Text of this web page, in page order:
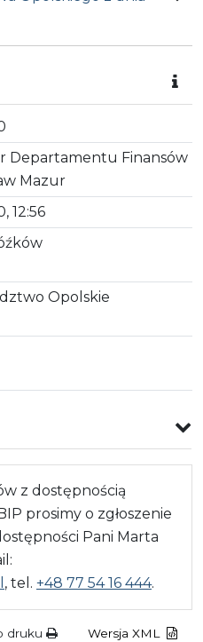
Departamentu Finansów
Mazur
12:56
Opolskie
z dostępnością
prosimy o zgłoszenie
Pani Marta
, tel. +48 77 54 16 444.
druku Wersja XML